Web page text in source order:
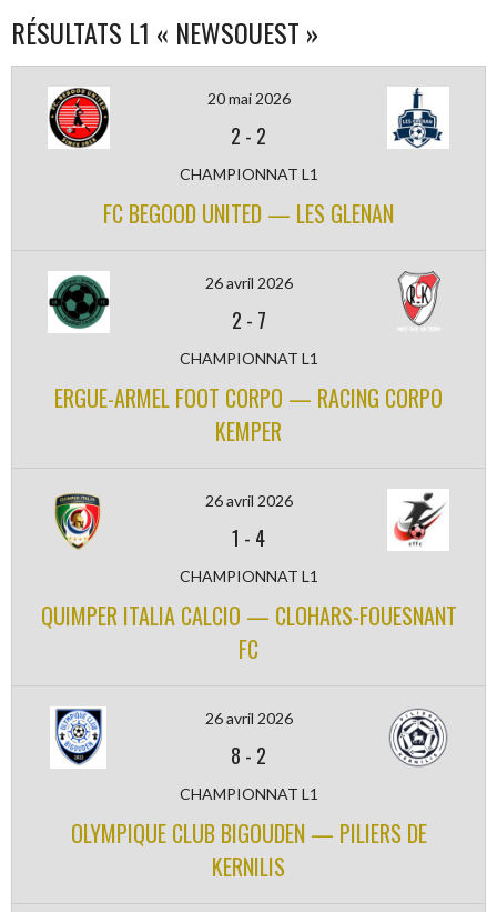
RÉSULTATS L1 « NEWSOUEST »
20 mai 2026
2 - 2
CHAMPIONNAT L1
FC BEGOOD UNITED — LES GLENAN
26 avril 2026
2 - 7
CHAMPIONNAT L1
ERGUE-ARMEL FOOT CORPO — RACING CORPO
KEMPER
26 avril 2026
1 - 4
CHAMPIONNAT L1
QUIMPER ITALIA CALCIO — CLOHARS-FOUESNANT
FC
26 avril 2026
8 - 2
CHAMPIONNAT L1
OLYMPIQUE CLUB BIGOUDEN — PILIERS DE
KERNILIS